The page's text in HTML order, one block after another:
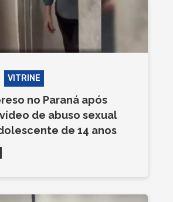
VITRINE
no Paraná após
de abuso sexual
de 14 anos